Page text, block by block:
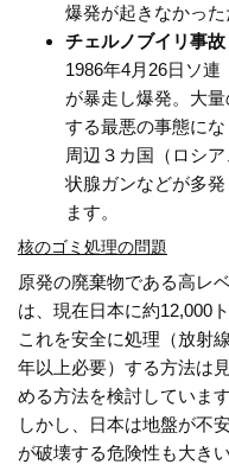
爆発が起きなかった
チェルノブイリ事故
1986年4月26日ソ
が暴走し爆発。大
する最悪の事態にな
周辺３カ国（ロシ
状腺ガンなどが多
ます。
核のゴミ処理の問題
原発の廃棄物である高レ
は、現在日本に約12,000ト
これを安全に処理（放射
年以上必要）する方法は
める方法を検討しています
しかし、日本は地盤が不
が破壊する危険性も大きい